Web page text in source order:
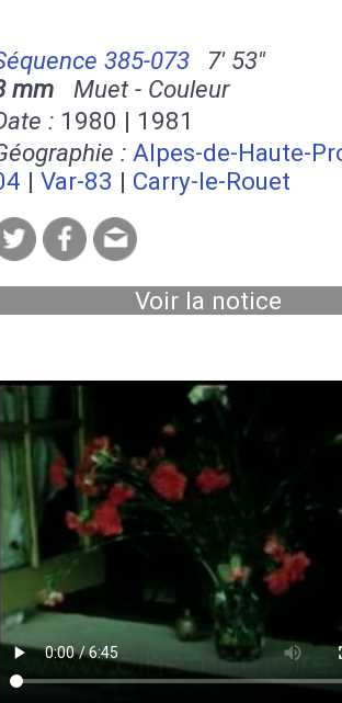
385-073
7' 53''
mm Muet - Couleur
: 1980 | 1981
: Alpes-de-Haute-
| Var-83 | Carry-le-Rouet
Voir la notice